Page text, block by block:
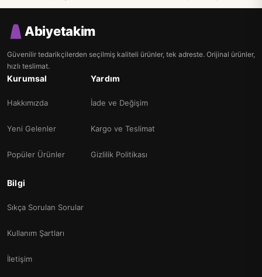
Abiyetakim
Güvenilir tedarikçilerden seçilmiş kaliteli ürünler, tek adreste. Orijinal ürünler,
hızlı teslimat.
Kurumsal
Hakkımızda
Yeni Gelenler
Popüler Ürünler
Yardım
İade ve Değişim
Kargo ve Teslimat
Gizlilik Politikası
Bilgi
Sıkça Sorulan Sorular
Kullanım Şartları
İletişim